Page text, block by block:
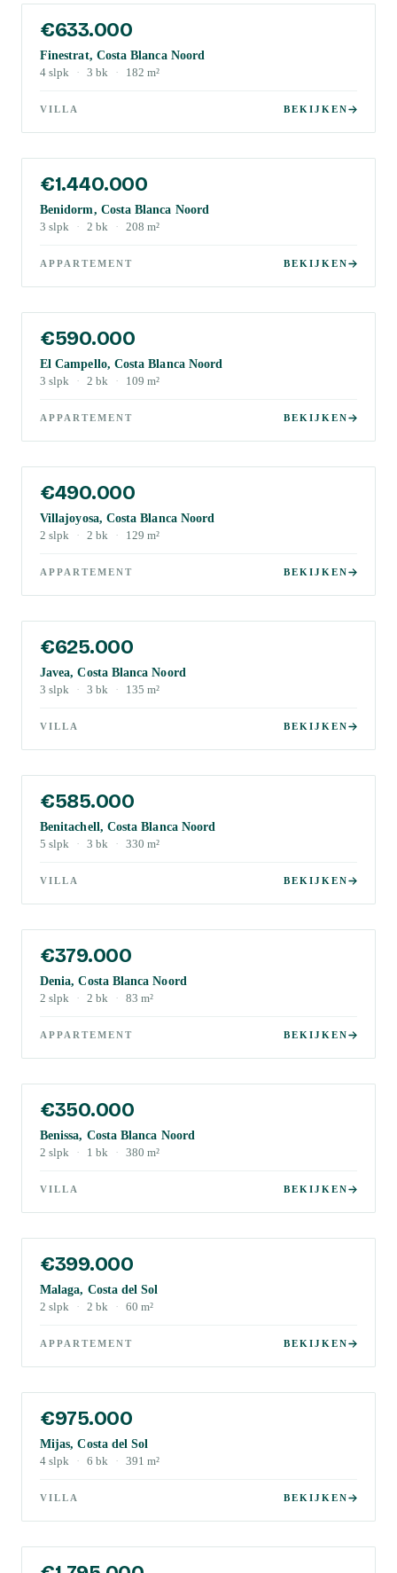
€633.000
Finestrat, Costa Blanca Noord
4 slpk · 3 bk · 182 m²
VILLA BEKIJKEN
€1.440.000
Benidorm, Costa Blanca Noord
3 slpk · 2 bk · 208 m²
APPARTEMENT BEKIJKEN
€590.000
El Campello, Costa Blanca Noord
3 slpk · 2 bk · 109 m²
APPARTEMENT BEKIJKEN
€490.000
Villajoyosa, Costa Blanca Noord
2 slpk · 2 bk · 129 m²
APPARTEMENT BEKIJKEN
€625.000
Javea, Costa Blanca Noord
3 slpk · 3 bk · 135 m²
VILLA BEKIJKEN
€585.000
Benitachell, Costa Blanca Noord
5 slpk · 3 bk · 330 m²
VILLA BEKIJKEN
€379.000
Denia, Costa Blanca Noord
2 slpk · 2 bk · 83 m²
APPARTEMENT BEKIJKEN
€350.000
Benissa, Costa Blanca Noord
2 slpk · 1 bk · 380 m²
VILLA BEKIJKEN
€399.000
Malaga, Costa del Sol
2 slpk · 2 bk · 60 m²
APPARTEMENT BEKIJKEN
€975.000
Mijas, Costa del Sol
4 slpk · 6 bk · 391 m²
VILLA BEKIJKEN